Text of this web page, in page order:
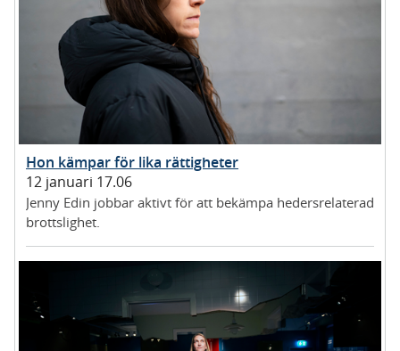
Hon kämpar för lika rättigheter
12 januari 17.06
Jenny Edin jobbar aktivt för att bekämpa hedersrelaterad
brottslighet.